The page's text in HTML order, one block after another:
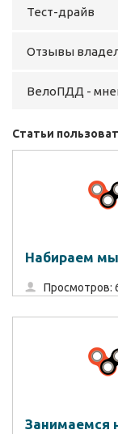
Тест-драйв
Отзывы
ВелоПДД -
Статьи
Набираем
Просмотров:
Занимаемся